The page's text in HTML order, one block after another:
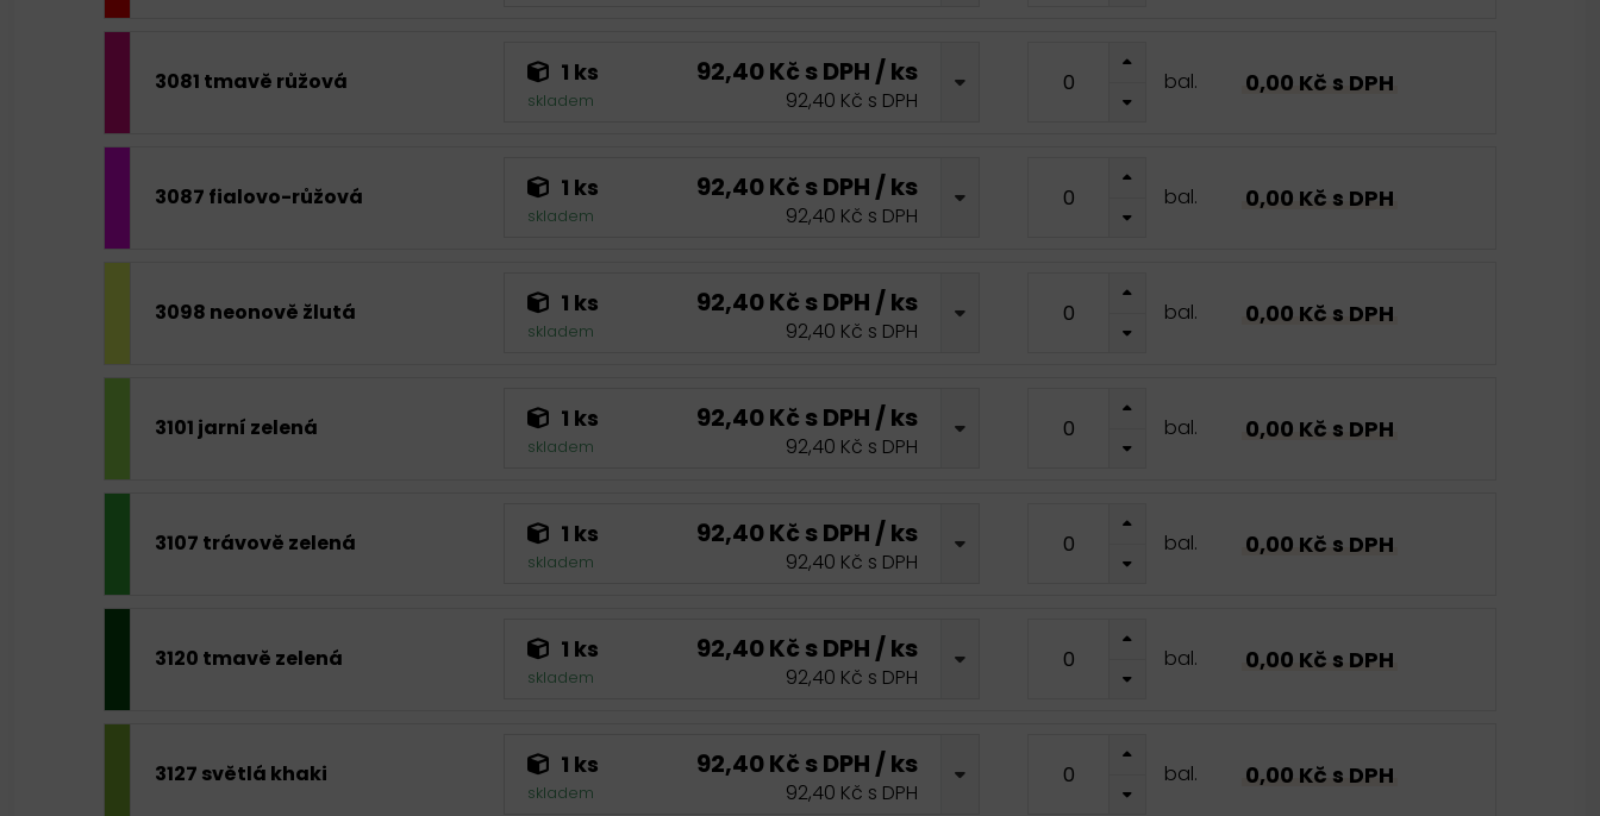
3081 tmavě růžová 1 ks
skladem
92,40 Kč s DPH / ks
92,40 Kč s DPH
bal. 0,00 Kč s DPH
3087 fialovo-růžová 1 ks
skladem
92,40 Kč s DPH / ks
92,40 Kč s DPH
bal. 0,00 Kč s DPH
3098 neonově žlutá 1 ks
skladem
92,40 Kč s DPH / ks
92,40 Kč s DPH
bal. 0,00 Kč s DPH
3101 jarní zelená 1 ks
skladem
92,40 Kč s DPH / ks
92,40 Kč s DPH
bal. 0,00 Kč s DPH
3107 trávově zelená 1 ks
skladem
92,40 Kč s DPH / ks
92,40 Kč s DPH
bal. 0,00 Kč s DPH
3120 tmavě zelená 1 ks
skladem
92,40 Kč s DPH / ks
92,40 Kč s DPH
bal. 0,00 Kč s DPH
3127 světlá khaki 1 ks
skladem
92,40 Kč s DPH / ks
92,40 Kč s DPH
bal. 0,00 Kč s DPH